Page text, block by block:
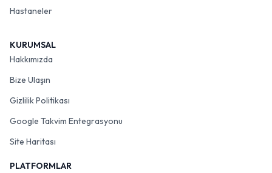
Hastaneler
KURUMSAL
Hakkımızda
Bize Ulaşın
Gizlilik Politikası
Google Takvim Entegrasyonu
Site Haritası
PLATFORMLAR